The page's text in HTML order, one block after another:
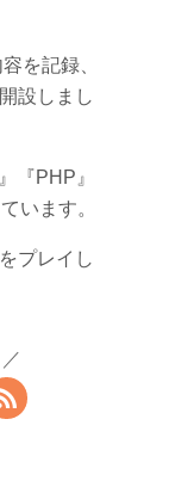
を記録、
設しまし
『PHP』
います。
プレイし